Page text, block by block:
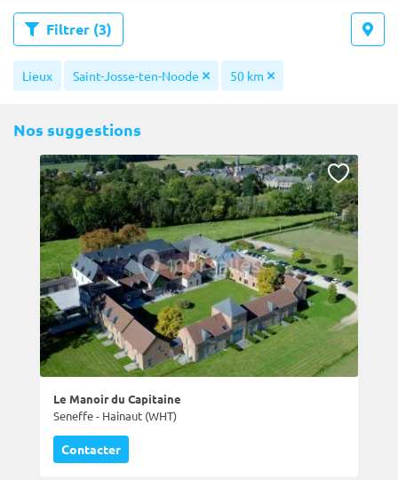
Filtrer (3)
Lieux Saint-Josse-ten-Noode 50 km
Nos suggestions
Le Manoir du Capitaine
Seneffe - Hainaut (WHT)
Contacter